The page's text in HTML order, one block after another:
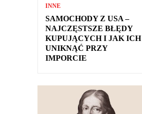
INNE
SAMOCHODY Z USA –
NAJCZĘSTSZE BŁĘDY
KUPUJĄCYCH I JAK ICH
UNIKNĄĆ PRZY
IMPORCIE